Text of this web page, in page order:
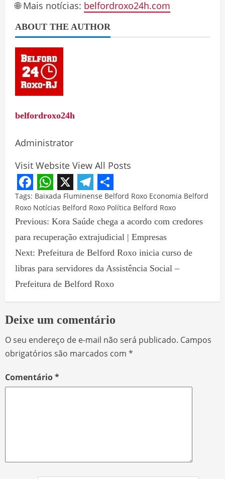
🌐 Mais notícias: belfordroxo24h.com
ABOUT THE AUTHOR
belfordroxo24h
Administrator
Visit Website View All Posts
Facebook
WhatsApp
X Telegram
Share
Tags: Baixada Fluminense Belford Roxo Economia Belford
Roxo Notícias Belford Roxo Política Belford Roxo
Previous: Kora Saúde chega a acordo com credores
para recuperação extrajudicial | Empresas
Next: Prefeitura de Belford Roxo inicia curso de
libras para servidores da Assistência Social –
Prefeitura de Belford Roxo
Deixe um comentário
O seu endereço de e-mail não será publicado. Campos
obrigatórios são marcados com *
Comentário*